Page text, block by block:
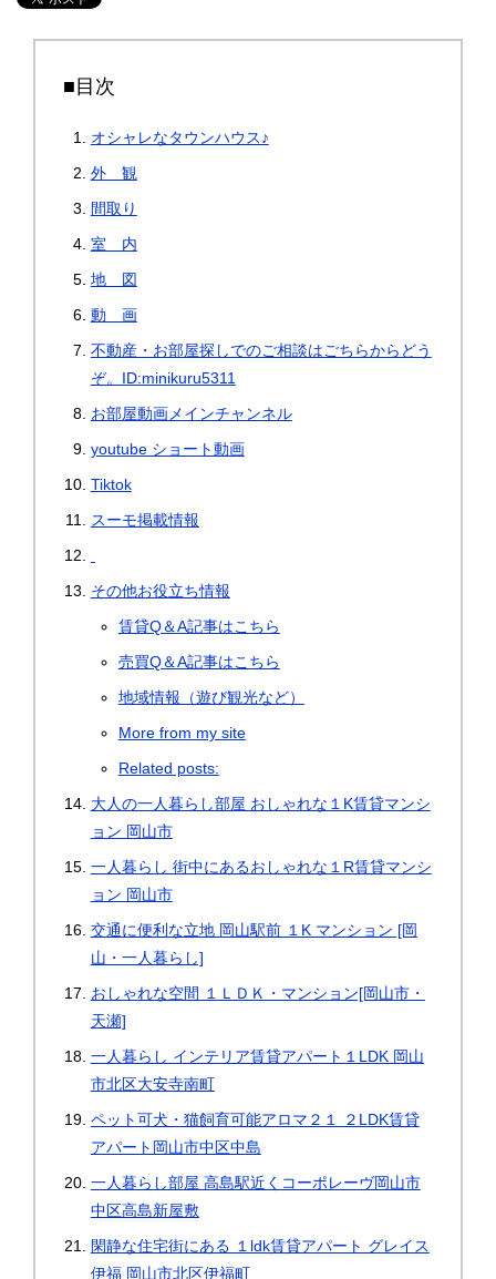
■目次
オシャレなタウンハウス♪
外 観
間取り
室 内
地 図
動 画
不動産・お部屋探しでのご相談はごちらからどう
ぞ。ID:minikuru5311
お部屋動画メインチャンネル
youtube ショート動画
Tiktok
スーモ掲載情報
その他お役立ち情報
賃貸Q＆A記事はこちら
売買Q＆A記事はこちら
地域情報（遊び観光など）
More from my site
Related posts:
大人の一人暮らし部屋 おしゃれな１K賃貸マンシ
ョン 岡山市
一人暮らし 街中にあるおしゃれな１R賃貸マンシ
ョン 岡山市
交通に便利な立地 岡山駅前 １K マンション [岡
山・一人暮らし]
おしゃれな空間 １ＬＤＫ・マンション[岡山市・
天瀬]
一人暮らし インテリア賃貸アパート１LDK 岡山
市北区大安寺南町
ペット可犬・猫飼育可能アロマ２１ ２LDK賃貸
アパート岡山市中区中島
一人暮らし部屋 高島駅近くコーポレーヴ岡山市
中区高島新屋敷
閑静な住宅街にある １ldk賃貸アパート グレイス
伊福 岡山市北区伊福町